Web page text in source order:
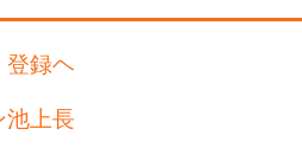
登録ヘ
池上長